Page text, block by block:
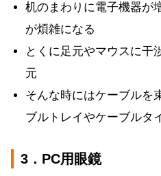
机のまわりに電子機器が
が煩雑になる
とくに足元やマウスに干
元
そんな時にはケーブルを
ブルトレイやケーブルタ
3．PC用眼鏡